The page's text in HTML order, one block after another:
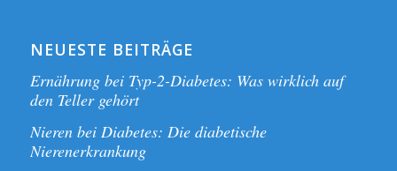
NEUESTE BEITRÄGE
Ernährung bei Typ-2-Diabetes: Was wirklich auf
den Teller gehört
Nieren bei Diabetes: Die diabetische
Nierenerkrankung